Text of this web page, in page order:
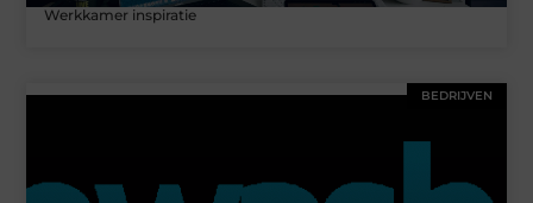
Werkkamer inspiratie
BEDRIJVEN